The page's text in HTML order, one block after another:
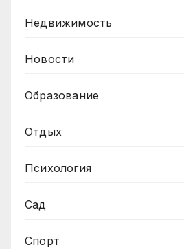
Недвижимость
Новости
Образование
Отдых
Психология
Сад
Спорт